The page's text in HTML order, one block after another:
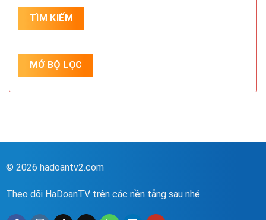
© 2026 hadoantv2.com
Theo dõi HaDoanTV trên các nền tảng sau nhé